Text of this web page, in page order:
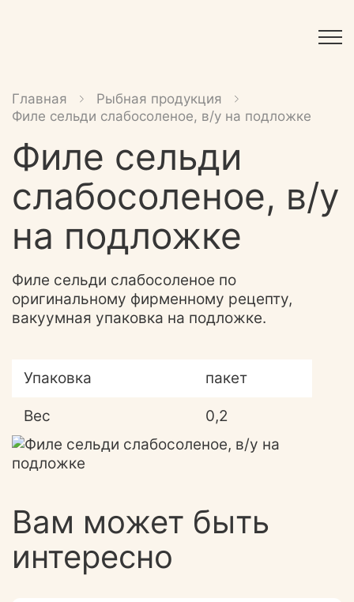
Главная
Рыбная продукция
Филе сельди слабосоленое, в/у на подложке
Филе сельди
слабосоленое, в/у
на подложке
Филе сельди слабосоленое по
оригинальному фирменному рецепту,
вакуумная упаковка на подложке.
Упаковка пакет
Вес 0,2
Вам может быть
интересно